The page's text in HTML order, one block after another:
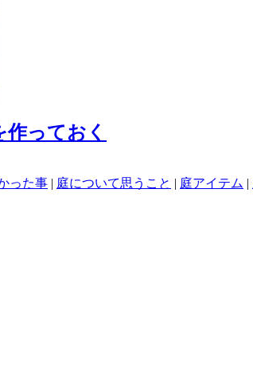
っておく
った事 | 庭について思うこと | 庭アイテム |